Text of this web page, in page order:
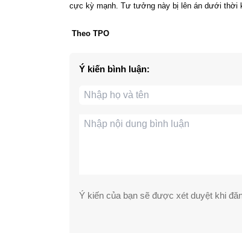
cực kỳ mạnh. Tư tưởng này bị lên án dưới thời
Theo TPO
Ý kiến bình luận:
Ý kiến của bạn sẽ được xét duyệt khi